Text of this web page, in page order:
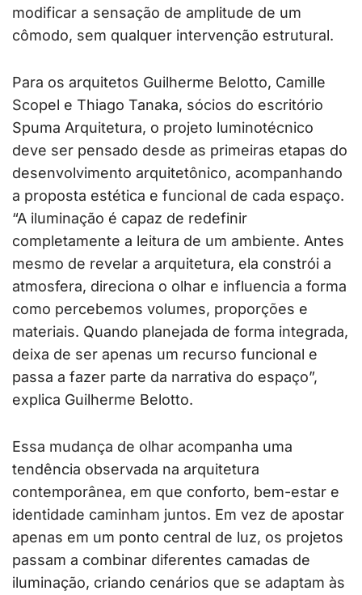
modificar a sensação de amplitude de um
cômodo, sem qualquer intervenção estrutural.
Para os arquitetos Guilherme Belotto, Camille
Scopel e Thiago Tanaka, sócios do escritório
Spuma Arquitetura, o projeto luminotécnico
deve ser pensado desde as primeiras etapas do
desenvolvimento arquitetônico, acompanhando
a proposta estética e funcional de cada espaço.
“A iluminação é capaz de redefinir
completamente a leitura de um ambiente. Antes
mesmo de revelar a arquitetura, ela constrói a
atmosfera, direciona o olhar e influencia a forma
como percebemos volumes, proporções e
materiais. Quando planejada de forma integrada,
deixa de ser apenas um recurso funcional e
passa a fazer parte da narrativa do espaço”,
explica Guilherme Belotto.
Essa mudança de olhar acompanha uma
tendência observada na arquitetura
contemporânea, em que conforto, bem-estar e
identidade caminham juntos. Em vez de apostar
apenas em um ponto central de luz, os projetos
passam a combinar diferentes camadas de
iluminação, criando cenários que se adaptam às